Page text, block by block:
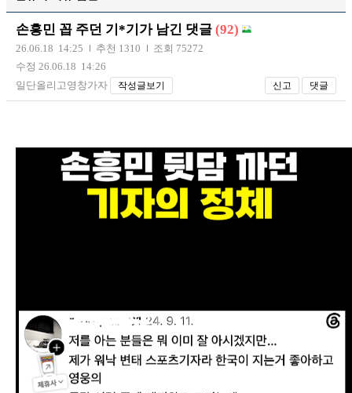
장착시공사진
손흥민 꼽 주던 기*기가 남긴 댓글 (92)
26.06.18 14:25 추천 1310
조회 75272
수정 26.06.18 14:26
일단올리고영창가자
작성글보기 신고 댓글